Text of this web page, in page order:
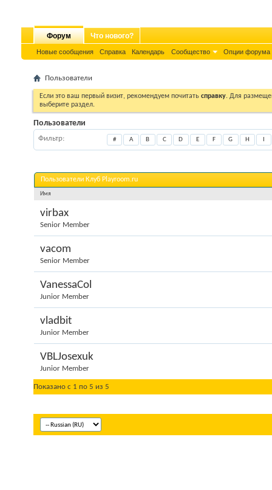
Форум
Новые сообщения Справка Календарь Сообщество Опции форума
Что нового?
Пользователи
Если это ваш первый визит, рекомендуем почитать справку. Для
выберите раздел.
Пользователи
Фильтр # A B C D E F G H
Пользователи Клуб Playroom.ru
Имя
virbax
Senior Member
vacom
Senior Member
VanessaCol
Junior Member
vladbit
Junior Member
VBLJosexuk
Junior Member
Показано с 1 по 5 из 5